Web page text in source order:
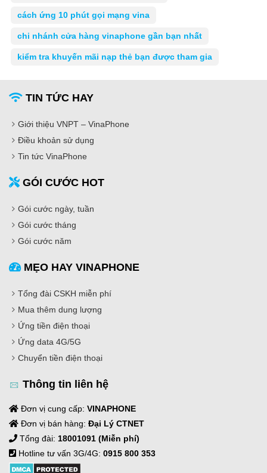
cách ứng 10 phút gọi mạng vina
chi nhánh cửa hàng vinaphone gần bạn nhất
kiểm tra khuyến mãi nạp thẻ bạn được tham gia
TIN TỨC HAY
Giới thiệu VNPT – VinaPhone
Điều khoản sử dụng
Tin tức VinaPhone
GÓI CƯỚC HOT
Gói cước ngày, tuần
Gói cước tháng
Gói cước năm
MẸO HAY VINAPHONE
Tổng đài CSKH miễn phí
Mua thêm dung lượng
Ứng tiền điện thoại
Ứng data 4G/5G
Chuyển tiền điện thoại
Thông tin liên hệ
Đơn vị cung cấp: VINAPHONE
Đơn vị bán hàng: Đại Lý CTNET
Tổng đài: 18001091 (Miễn phí)
Hotline tư vấn 3G/4G: 0915 800 353